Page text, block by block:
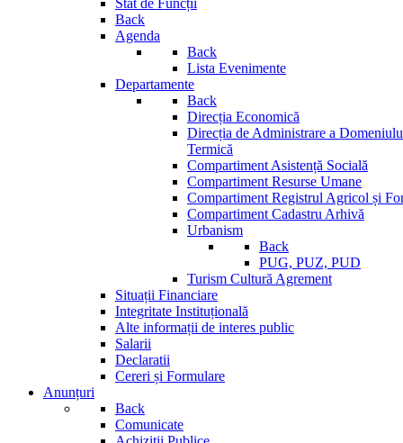
Stat de Funcții
Back
Agenda
Back
Lista Evenimente
Departamente
Back
Direcția Economică
Direcția de Administrare a
Termică
Compartiment Asistență Socială
Compartiment Resurse Umane
Compartiment Registrul Agricol și
Compartiment Cadastru Arhivă
Urbanism
Back
PUG, PUZ, PUD
Turism Cultură Agrement
Situații Financiare
Integritate Instituțională
Alte informații de interes public
Salarii
Declaratii
Cereri și Formulare
Anunțuri
Back
Comunicate